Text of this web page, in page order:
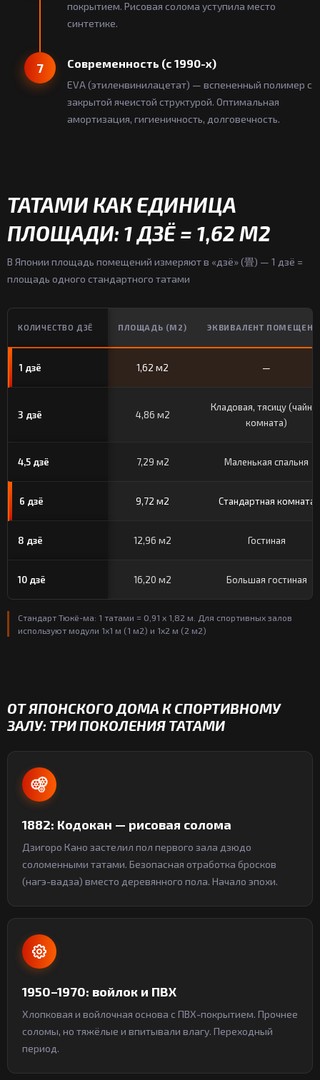
покрытием. Рисовая солома уступила место
синтетике.
7 Современность (с 1990-х)
EVA (этиленвинилацетат) — вспененный полимер с
закрытой ячеистой структурой. Оптимальная
амортизация, гигиеничность, долговечность.
ТАТАМИ КАК ЕДИНИЦА
ПЛОЩАДИ: 1 ДЗЁ = 1,62 М2
В Японии площадь помещений измеряют в «дзё» (畳) — 1 дзё =
площадь одного стандартного татами
КОЛИЧЕСТВО ДЗЁ ПЛОЩАДЬ (М2) ЭКВИВАЛЕНТ
1 дзё 1,62 м2 —
3 дзё 4,86 м2
Кладовая, тясицу
комната)
4,5 дзё 7,29 м2 Маленькая спальня
6 дзё 9,72 м2 Стандартная комната
8 дзё 12,96 м2 Гостиная
10 дзё 16,20 м2 Большая гостиная
Стандарт Тюкё-ма: 1 татами = 0,91 x 1,82 м. Для спортивных залов
используют модули 1x1 м (1 м2) и 1x2 м (2 м2)
ОТ ЯПОНСКОГО ДОМА К СПОРТИВНОМУ
ЗАЛУ: ТРИ ПОКОЛЕНИЯ ТАТАМИ
1882: Кодокан — рисовая солома
Дзигоро Кано застелил пол первого зала дзюдо
соломенными татами. Безопасная отработка бросков
(нагэ-вадза) вместо деревянного пола. Начало эпохи.
1950–1970: войлок и ПВХ
Хлопковая и войлочная основа с ПВХ-покрытием. Прочнее
соломы, но тяжёлые и впитывали влагу. Переходный
период.